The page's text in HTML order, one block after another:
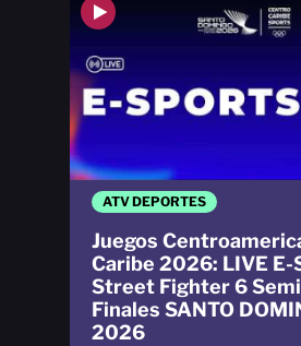
ATV DEPORTES
Juegos
Caribe 2026: LIVE E-
Street Fighter 6
Finales SANTO
2026